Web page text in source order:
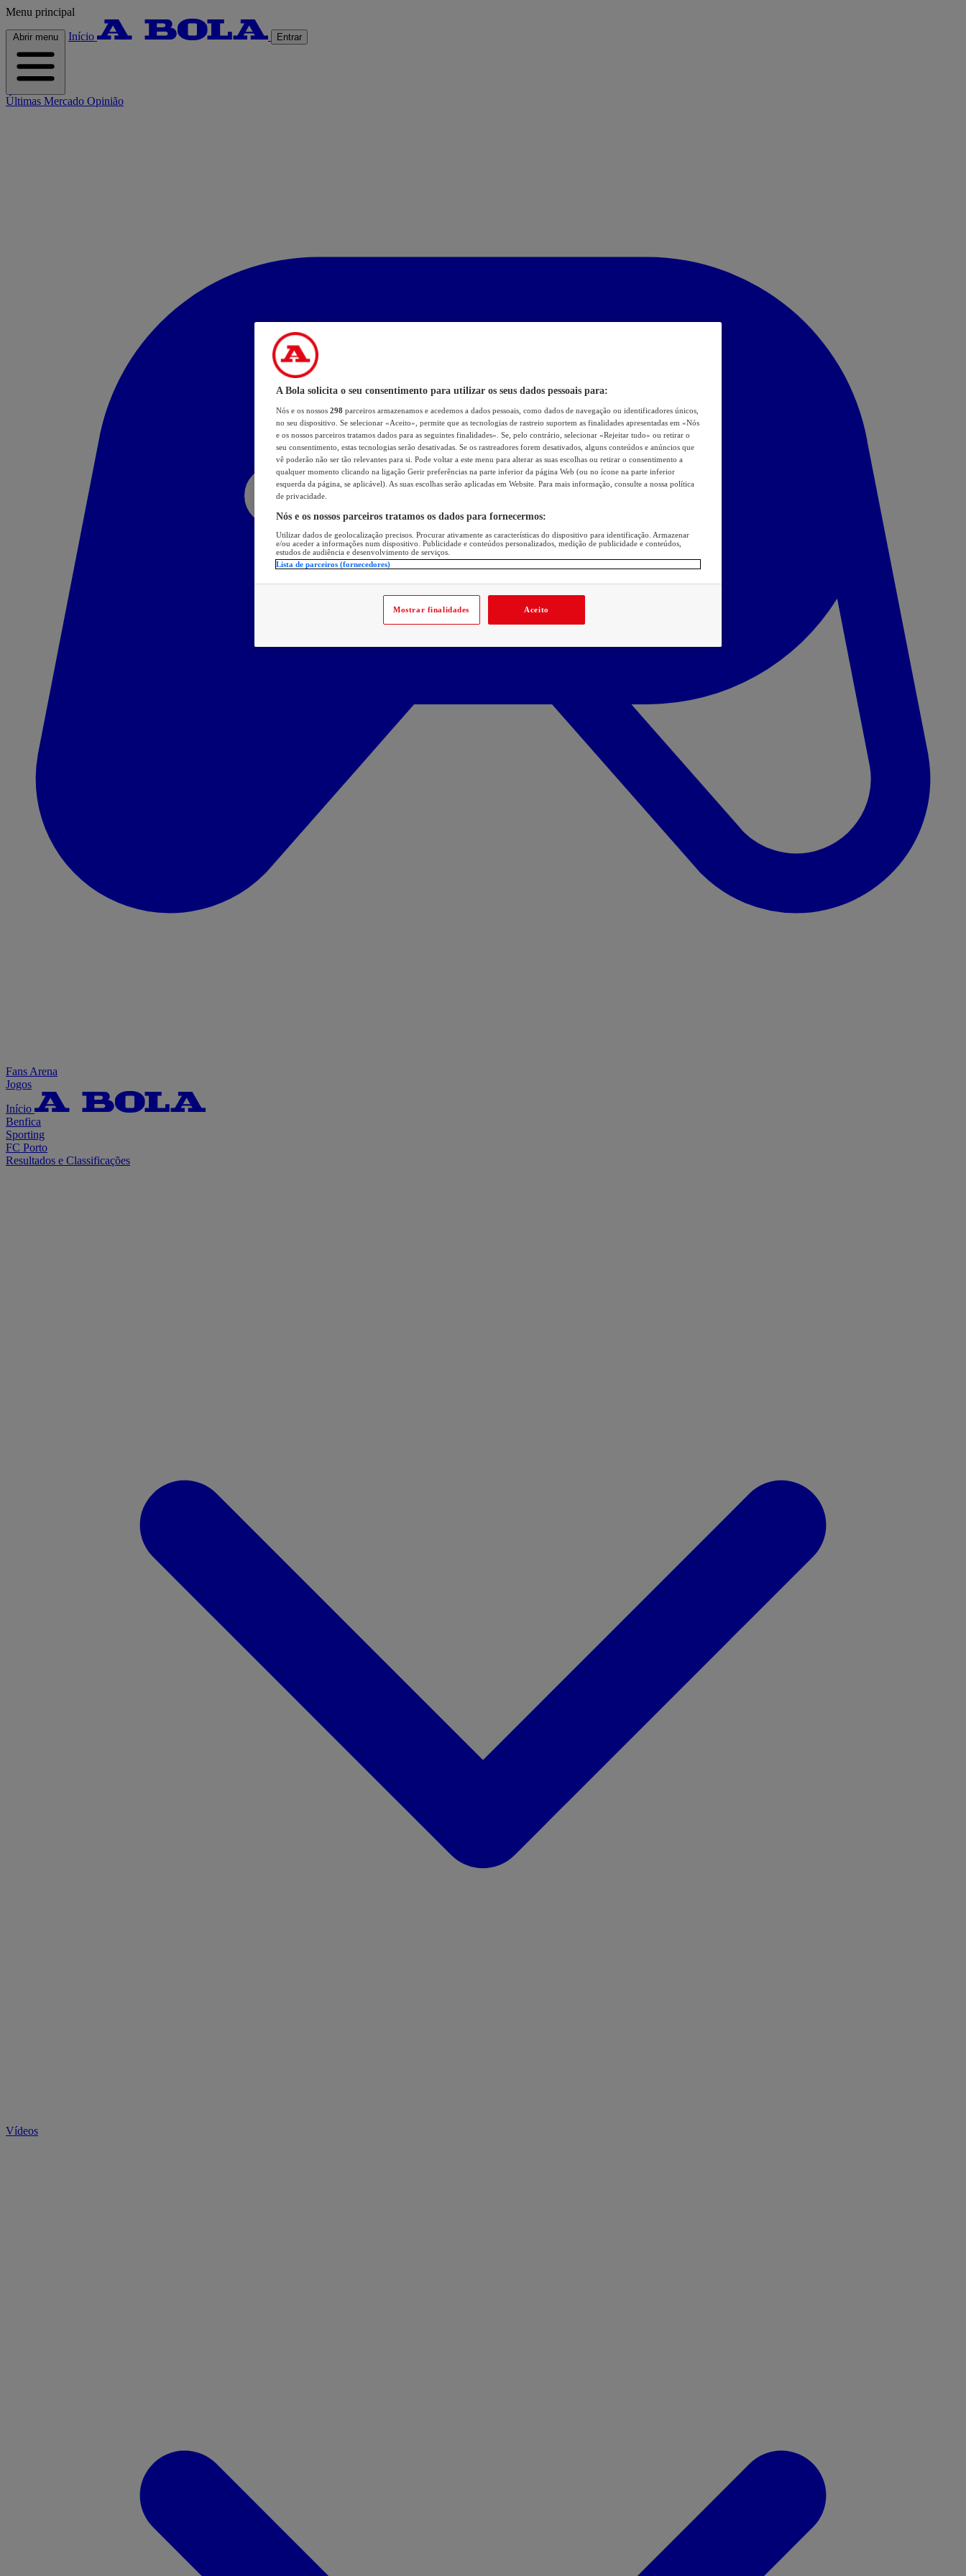
Menu principal
Abrir menu Início Entrar
Últimas Mercado Opinião
Fans Arena
Jogos
Início
Benfica
Sporting
FC Porto
Resultados e Classificações
Vídeos
A Bola solicita o seu consentimento para utilizar os seus dados pessoais para:
Nós e os nossos 298 parceiros armazenamos e acedemos a dados pessoais, como dados de navegação ou identificadores únicos,
no seu dispositivo. Se selecionar «Aceito», permite que as tecnologias de rastreio suportem as finalidades apresentadas em «Nós
e os nossos parceiros tratamos dados para as seguintes finalidades». Se, pelo contrário, selecionar «Rejeitar tudo» ou retirar o
seu consentimento, estas tecnologias serão desativadas. Se os rastreadores forem desativados, alguns conteúdos e anúncios que
vê poderão não ser tão relevantes para si. Pode voltar a este menu para alterar as suas escolhas ou retirar o consentimento a
qualquer momento clicando na ligação Gerir preferências na parte inferior da página Web (ou no ícone na parte inferior
esquerda da página, se aplicável). As suas escolhas serão aplicadas em Website. Para mais informação, consulte a nossa política
de privacidade.
Nós e os nossos parceiros tratamos os dados para fornecermos:
Utilizar dados de geolocalização precisos. Procurar ativamente as características do dispositivo para identificação. Armazenar
e/ou aceder a informações num dispositivo. Publicidade e conteúdos personalizados, medição de publicidade e conteúdos,
estudos de audiência e desenvolvimento de serviços.
Lista de parceiros (fornecedores)
Mostrar finalidades Aceito